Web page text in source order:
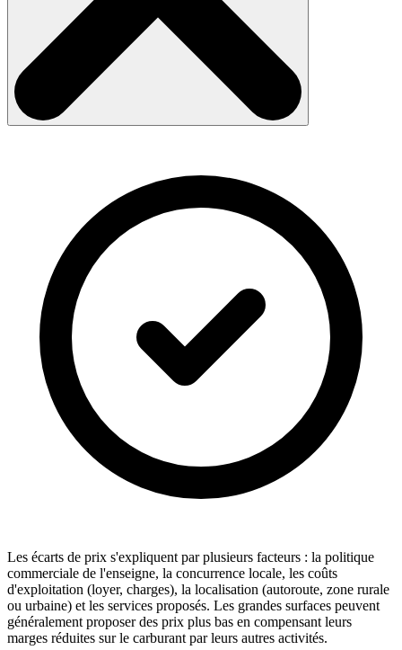
Les écarts de prix s'expliquent par plusieurs facteurs : la politique
commerciale de l'enseigne, la concurrence locale, les coûts
d'exploitation (loyer, charges), la localisation (autoroute, zone rurale
ou urbaine) et les services proposés. Les grandes surfaces peuvent
généralement proposer des prix plus bas en compensant leurs
marges réduites sur le carburant par leurs autres activités.